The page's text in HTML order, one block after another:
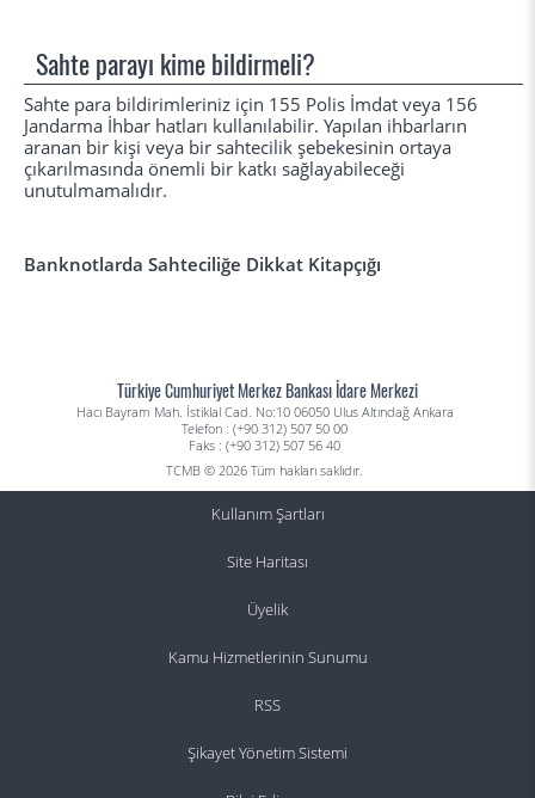
Sahte parayı kime bildirmeli?
Sahte para bildirimleriniz için 155 Polis İmdat veya 156
Jandarma İhbar hatları kullanılabilir. Yapılan ihbarların
aranan bir kişi veya bir sahtecilik şebekesinin ortaya
çıkarılmasında önemli bir katkı sağlayabileceği
unutulmamalıdır.
Banknotlarda Sahteciliğe Dikkat Kitapçığı
Türkiye Cumhuriyet Merkez Bankası İdare Merkezi
Hacı Bayram Mah. İstiklal Cad. No:10 06050 Ulus Altındağ Ankara
Telefon : (+90 312) 507 50 00
Faks : (+90 312) 507 56 40
TCMB © 2026 Tüm hakları saklıdır.
Kullanım Şartları
Site Haritası
Üyelik
Kamu Hizmetlerinin Sunumu
RSS
Şikayet Yönetim Sistemi